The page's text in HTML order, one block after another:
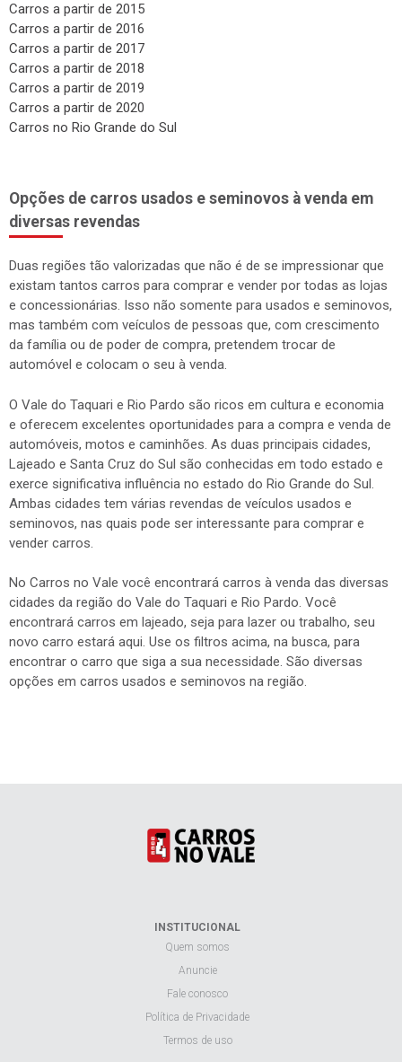
Carros a partir de 2015
Carros a partir de 2016
Carros a partir de 2017
Carros a partir de 2018
Carros a partir de 2019
Carros a partir de 2020
Carros no Rio Grande do Sul
Opções de carros usados e seminovos à venda em
diversas revendas
Duas regiões tão valorizadas que não é de se impressionar que
existam tantos carros para comprar e vender por todas as lojas
e concessionárias. Isso não somente para usados e seminovos,
mas também com veículos de pessoas que, com crescimento
da família ou de poder de compra, pretendem trocar de
automóvel e colocam o seu à venda.
O Vale do Taquari e Rio Pardo são ricos em cultura e economia
e oferecem excelentes oportunidades para a compra e venda de
automóveis, motos e caminhões. As duas principais cidades,
Lajeado e Santa Cruz do Sul são conhecidas em todo estado e
exerce significativa influência no estado do Rio Grande do Sul.
Ambas cidades tem várias revendas de veículos usados e
seminovos, nas quais pode ser interessante para comprar e
vender carros.
No Carros no Vale você encontrará carros à venda das diversas
cidades da região do Vale do Taquari e Rio Pardo. Você
encontrará carros em lajeado, seja para lazer ou trabalho, seu
novo carro estará aqui. Use os filtros acima, na busca, para
encontrar o carro que siga a sua necessidade. São diversas
opções em carros usados e seminovos na região.
INSTITUCIONAL
Quem somos
Anuncie
Fale conosco
Política de Privacidade
Termos de uso